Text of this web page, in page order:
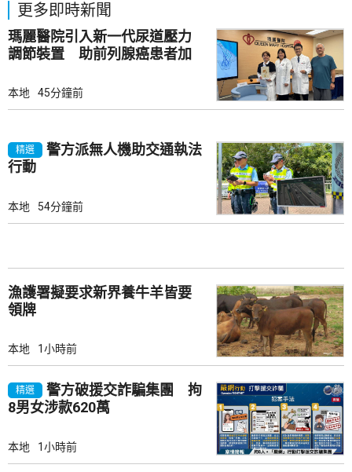
更多即時新聞
瑪麗醫院引入新一代尿道壓力
調節裝置 助前列腺癌患者加
本地 45分鐘前
精選
警方派無人機助交通執法
行動
本地 54分鐘前
漁護署擬要求新界養牛羊皆要
領牌
本地 1小時前
精選
警方破援交詐騙集團 拘
8男女涉款620萬
本地 1小時前